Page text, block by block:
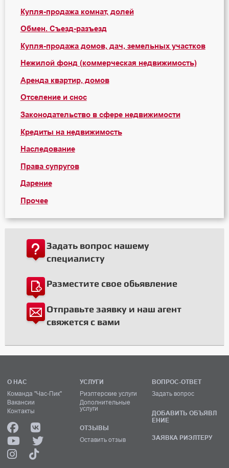
Купля-продажа комнат, долей
Обмен. Съезд-разъезд
Купля-продажа домов, дач, земельных участков
Нежилой фонд (коммерческая недвижимость)
Аренда квартир, домов
Отселение и снос
Законодательство в сфере недвижимости
Кредиты на недвижимость
Наследование
Права супругов
Дарение
Прочее
Задать вопрос нашему
специалисту
Разместите свое обьявление
Отправьте заявку и наш агент
свяжется с вами
О НАС
Команда "Час-Пик"
Вакансии
Контакты
УСЛУГИ
Риэлтерские услуги
Дополнительные
услуги
ОТЗЫВЫ
Оставить отзыв
ВОПРОС-ОТВЕТ
Задать вопрос
ДОБАВИТЬ ОБЪЯВЛ
ЕНИЕ
ЗАЯВКА РИЭЛТЕРУ